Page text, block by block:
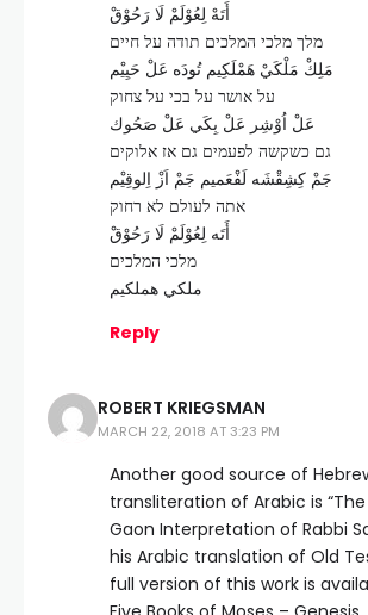
أَتَهْ لِعُوْلَمْ لَا رَحُوْقْ
מלך מלכי המלכים תודה על חיים
مَلِكْ مَلْكَيْ هَمْلَكِيم تُودَه عَلْ حَيِيْم
על אושר על בכי על צחוק
عَلْ اُوْشِر عَلْ بِكَي عَلْ صَحُوك
גם כשקשה לפעמים גם אז אלוקים
جَمْ كِشِقْشَه لَفْعَميم جَمْ اَزْ اِلوقِيْم
אתה לעולם לא רחוק
أَتَه لِعُوْلَمْ لَا رَحُوْقْ
מלכי המלכים
ملكي هملكيم
Reply
ROBERT KRIEGSMAN
MARCH 22, 2018 AT 3:23 PM
Another good source of
transliteration of Arabic is “The
Gaon Interpretation of Rabbi
his Arabic translation of Old
full version of this work is